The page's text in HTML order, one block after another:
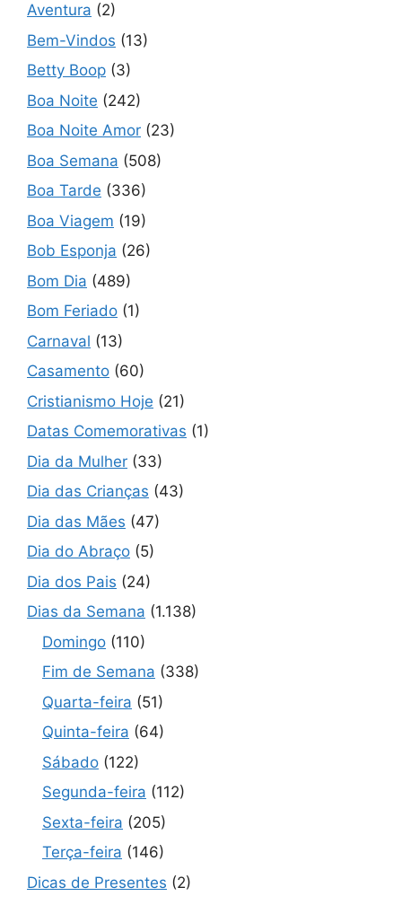
Aventura (2)
Bem-Vindos (13)
Betty Boop (3)
Boa Noite (242)
Boa Noite Amor (23)
Boa Semana (508)
Boa Tarde (336)
Boa Viagem (19)
Bob Esponja (26)
Bom Dia (489)
Bom Feriado (1)
Carnaval (13)
Casamento (60)
Cristianismo Hoje (21)
Datas Comemorativas (1)
Dia da Mulher (33)
Dia das Crianças (43)
Dia das Mães (47)
Dia do Abraço (5)
Dia dos Pais (24)
Dias da Semana (1.138)
Domingo (110)
Fim de Semana (338)
Quarta-feira (51)
Quinta-feira (64)
Sábado (122)
Segunda-feira (112)
Sexta-feira (205)
Terça-feira (146)
Dicas de Presentes (2)